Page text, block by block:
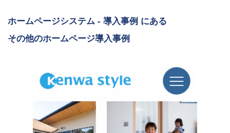
ホームページシステム - 導入事例 にある
その他のホームページ導入事例